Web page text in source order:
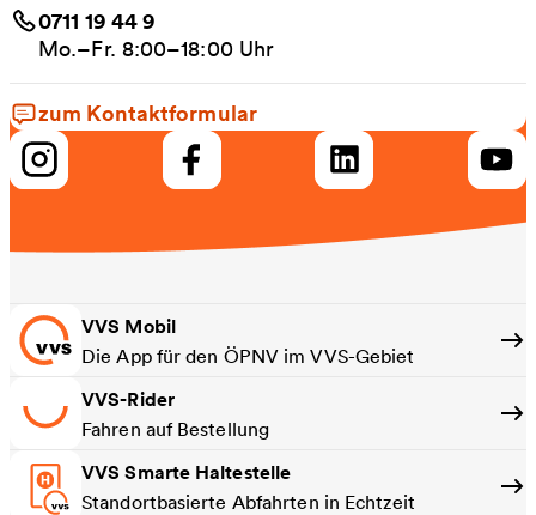
0711 19 44 9
Mo.–Fr. 8:00–18:00 Uhr
zum Kontaktformular
VVS Mobil
Die App für den ÖPNV im VVS-Gebiet
VVS-Rider
Fahren auf Bestellung
VVS Smarte Haltestelle
Standortbasierte Abfahrten in Echtzeit